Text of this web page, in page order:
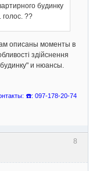
будинку
??
описаны моменты в
здійснення
и нюансы.
☎️: 097-178-20-74
8